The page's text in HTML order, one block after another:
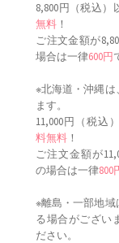
8,800円（税込）
無料 ！
ご注文金額が
場合は一律600円
※北海道・沖縄は
ます。
11,000円（税込
料無料 ！
ご注文金額が
の場合は一律800
※離島・一部地
る場合がござい
ださい。